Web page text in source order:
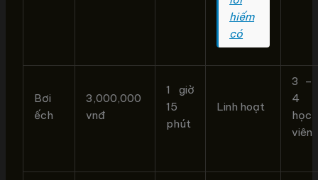
hiếm
có
Bơi
ếch
3,000,000
vnđ
1 giờ
15
phút
Linh hoạt
3 –
4
học
viên